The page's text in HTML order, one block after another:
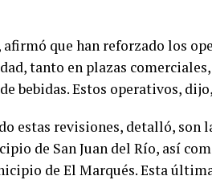
que han reforzado los
tanto en plazas
bebidas. Estos operativos,
estas revisiones, detalló, son
de San Juan del Río, así
de El Marqués. Esta